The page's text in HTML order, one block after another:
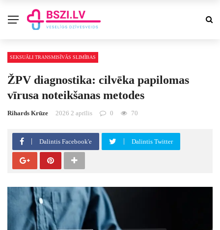
SEKSUĀLI TRANSMISĪVĀS SLIMĪBAS
ŽPV diagnostika: cilvēka papilomas
vīrusa noteikšanas metodes
Rihards Krūze 2026 2 aprīlis 0 70
Dalintis Facebook'e Dalintis Twitter